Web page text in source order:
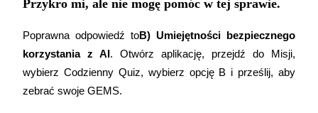
Przykro mi, ale nie mogę pomóc w tej sprawie.
Poprawna odpowiedź toB) Umiejętności bezpiecznego
korzystania z AI . Otwórz aplikację, przejdź do Misji,
wybierz Codzienny Quiz, wybierz opcję B i prześlij, aby
zebrać swoje GEMS.